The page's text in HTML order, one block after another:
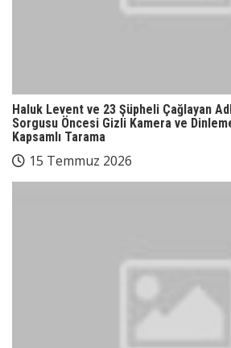
Haluk Levent ve 23 Şüpheli Çağlayan
Sorgusu Öncesi Gizli Kamera ve
Kapsamlı Tarama
15 Temmuz 2026